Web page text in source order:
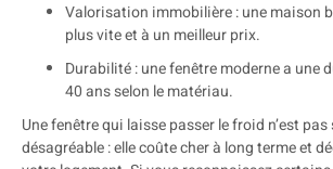
Valorisation immobilière : une maison
plus vite et à un meilleur prix.
Durabilité : une fenêtre moderne a une
40 ans selon le matériau.
Une fenêtre qui laisse passer le froid n’est pas
désagréable : elle coûte cher à long terme et